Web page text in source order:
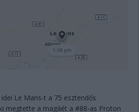
Le Mans-t a 75 esztendős
megtette a magáét a #88-as Proton